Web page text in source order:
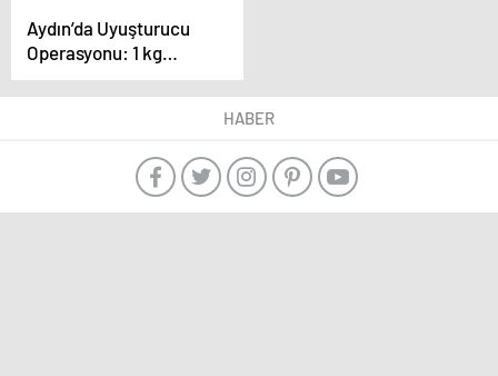
Aydın’da Uyuşturucu
Operasyonu: 1 kg
Skunk Ele Geçirildi
HABER